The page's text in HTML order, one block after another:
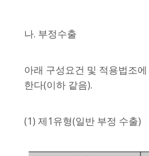
나. 부정수출
아래 구성요건 및 적용법조
한다(이하 같음).
(1) 제1유형(일반 부정 수출)